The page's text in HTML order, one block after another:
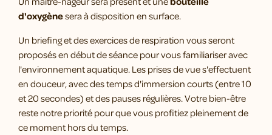
d'oxygènesera à disposition en surface.
Un briefing et des exercices de respiration vous seront
proposés en début de séance pour vous familiariser avec
l'environnement aquatique. Les prises de vue s'effectuent
en douceur, avec des temps d'immersion courts (entre 10
et 20 secondes) et des pauses régulières. Votre bien-être
reste notre priorité pour que vous profitiez pleinement de
ce moment hors du temps.